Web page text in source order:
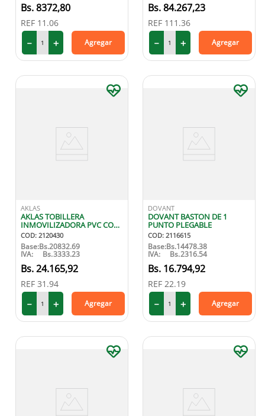
8372,80
REF 11.06
＋
－ Agregar
84.267,23
REF 111.36
＋
－ Agregar
AKLAS
AKLAS TOBILLERA
INMOVILIZADORA PVC CON
CIERRE TALLA M
COD: 2120430
Base:Bs.20832.69
IVA: Bs.3333.23
24.165,92
REF 31.94
＋
－ Agregar
DOVANT
DOVANT BASTON DE 1
PUNTO PLEGABLE
COD: 2116615
Base:Bs.14478.38
IVA: Bs.2316.54
16.794,92
REF 22.19
＋
－ Agregar